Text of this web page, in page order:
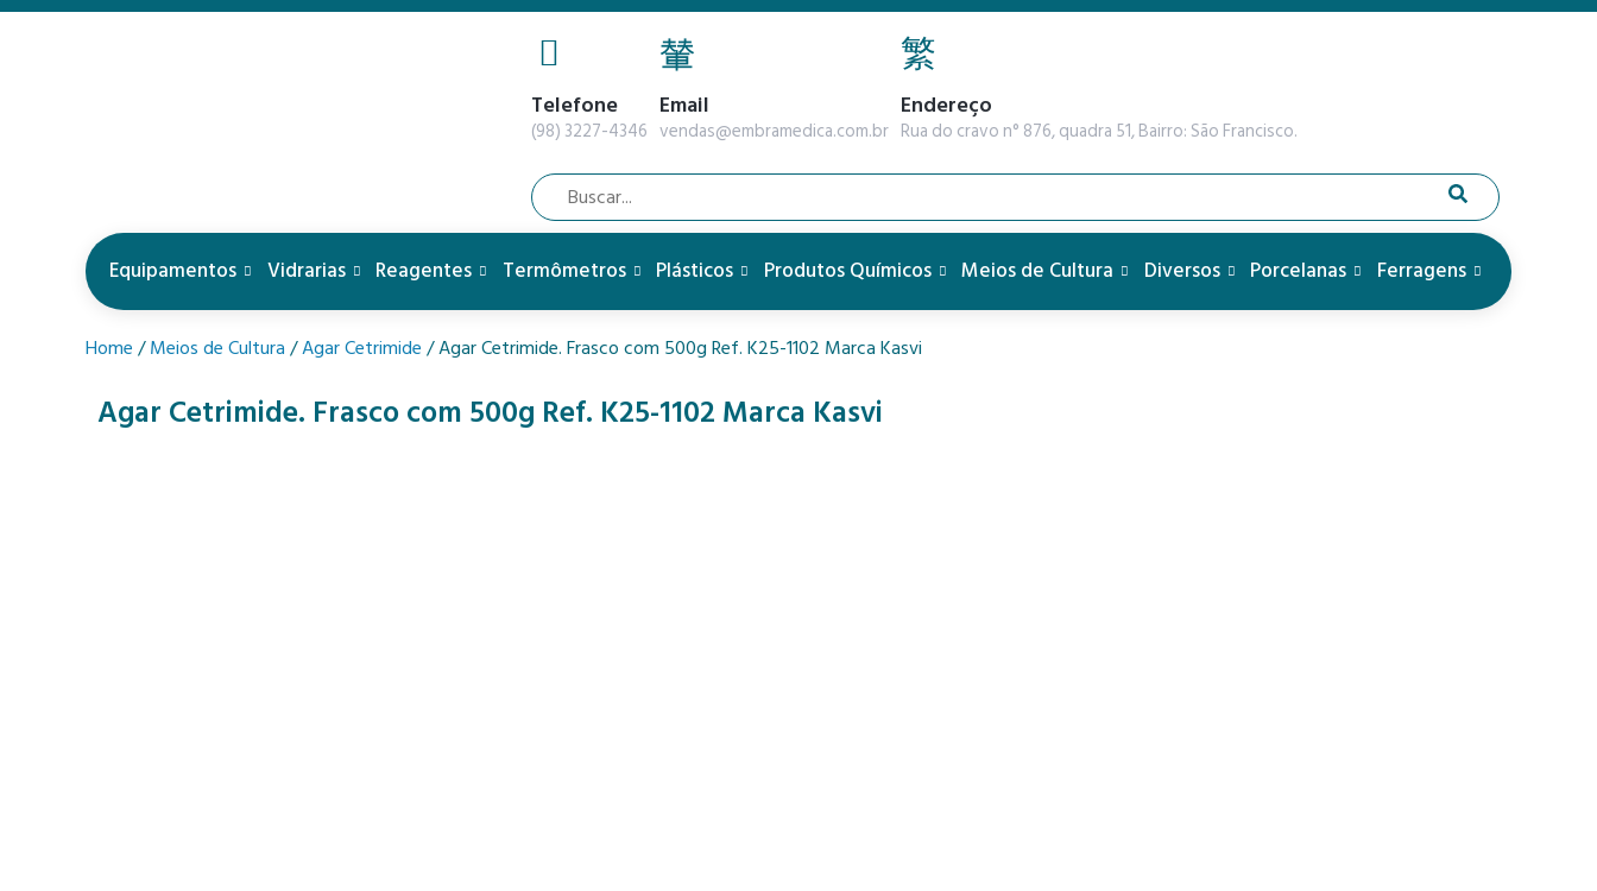
Telefone
(98) 3227-4346
Email
vendas@embramedica.com.br
Endereço
Rua do cravo n° 876, quadra 51, Bairro: São Francisco.
Equipamentos Vidrarias Reagentes Termômetros Plásticos Produtos Químicos Meios de Cultura Diversos Porcelanas Ferragens
Home/Meios de Cultura/Agar Cetrimide/ Agar Cetrimide. Frasco com 500g Ref. K25-1102 Marca Kasvi
Agar Cetrimide. Frasco com 500g Ref. K25-1102 Marca Kasvi